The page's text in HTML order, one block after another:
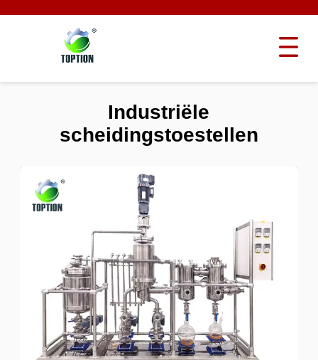
Industriële
scheidingstoestellen